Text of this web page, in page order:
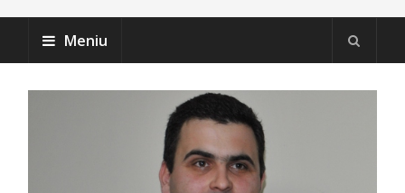
Meniu